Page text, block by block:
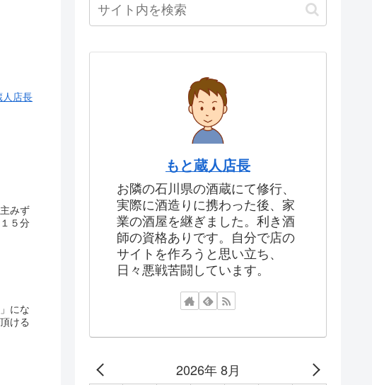
人店長
みず
５分
にな
ける
もと蔵人店長
お隣の石川県の酒蔵にて修行、
実際に酒造りに携わった後、家
業の酒屋を継ぎました。利き酒
師の資格ありです。自分で店の
サイトを作ろうと思い立ち、
日々悪戦苦闘しています。
2026年 8月